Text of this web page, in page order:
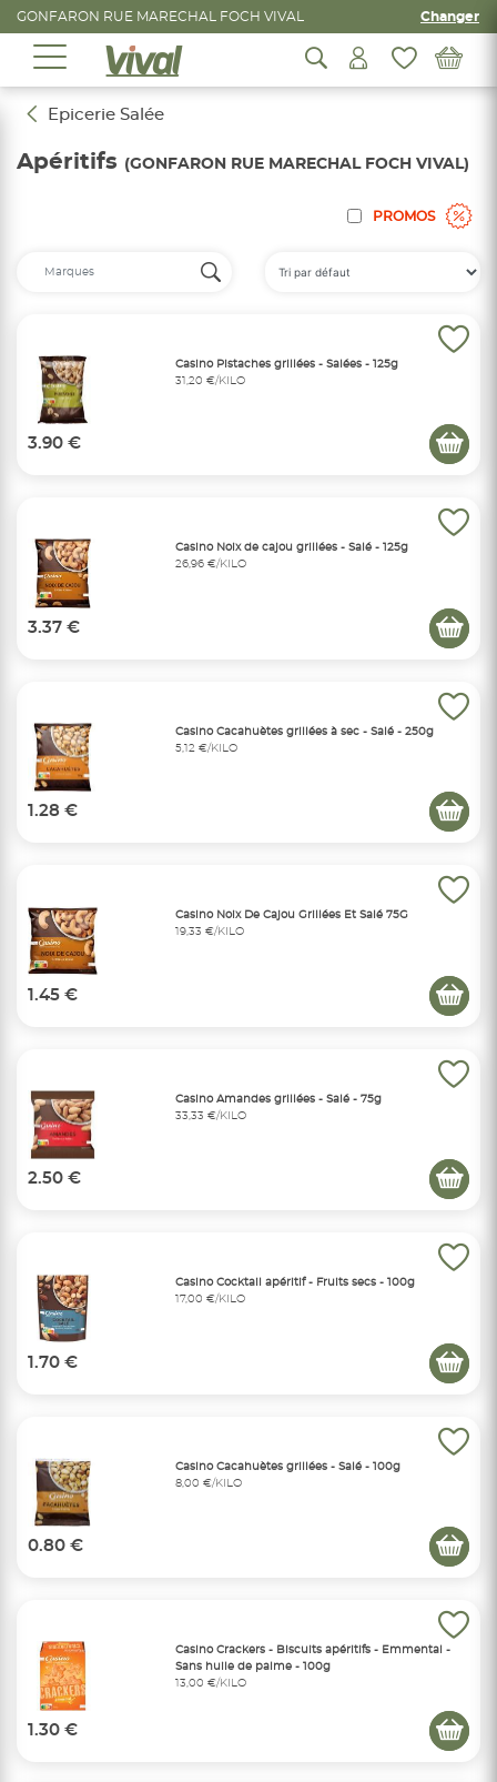
GONFARON RUE MARECHAL FOCH VIVAL Changer
Epicerie Salée
Apéritifs (GONFARON RUE MARECHAL FOCH VIVAL)
PROMOS
Casino Pistaches grillées - Salées - 125g
31,20 €/KILO
3.90 €
Casino Noix de cajou grillées - Salé - 125g
26,96 €/KILO
3.37 €
Casino Cacahuètes grillées à sec - Salé - 250g
5,12 €/KILO
1.28 €
Casino Noix De Cajou Grillées Et Salé 75G
19,33 €/KILO
1.45 €
Casino Amandes grillées - Salé - 75g
33,33 €/KILO
2.50 €
Casino Cocktail apéritif - Fruits secs - 100g
17,00 €/KILO
1.70 €
Casino Cacahuètes grillées - Salé - 100g
8,00 €/KILO
0.80 €
Casino Crackers - Biscuits apéritifs - Emmental -
Sans huile de palme - 100g
13,00 €/KILO
1.30 €